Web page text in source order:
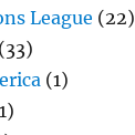
League (22)
(33)
(1)